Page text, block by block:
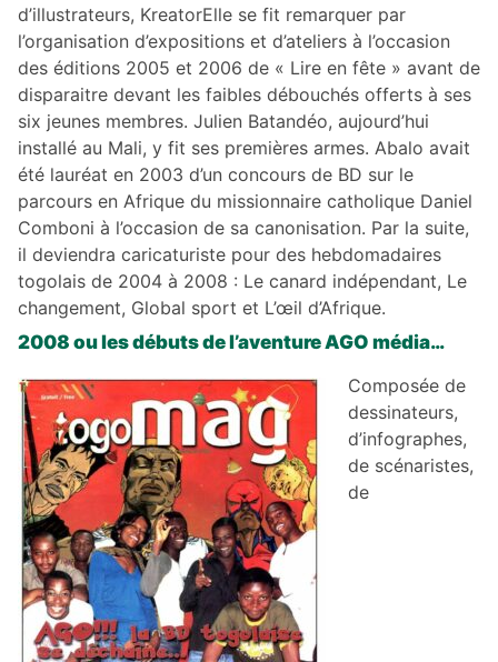
d’illustrateurs, KreatorElle se fit remarquer par
l’organisation d’expositions et d’ateliers à l’occasion
des éditions 2005 et 2006 de « Lire en fête » avant de
disparaitre devant les faibles débouchés offerts à ses
six jeunes membres. Julien Batandéo, aujourd’hui
installé au Mali, y fit ses premières armes. Abalo avait
été lauréat en 2003 d’un concours de BD sur le
parcours en Afrique du missionnaire catholique Daniel
Comboni à l’occasion de sa canonisation. Par la suite,
il deviendra caricaturiste pour des hebdomadaires
togolais de 2004 à 2008 : Le canard indépendant, Le
changement, Global sport et L’œil d’Afrique.
2008 ou les débuts de l’aventure AGO média…
Composée de
dessinateurs,
d’infographes,
de scénaristes,
de